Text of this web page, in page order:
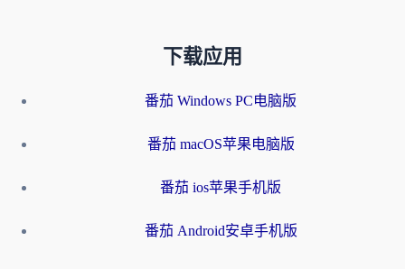
下载应用
番茄 Windows PC电脑版
番茄 macOS苹果电脑版
番茄 ios苹果手机版
番茄 Android安卓手机版